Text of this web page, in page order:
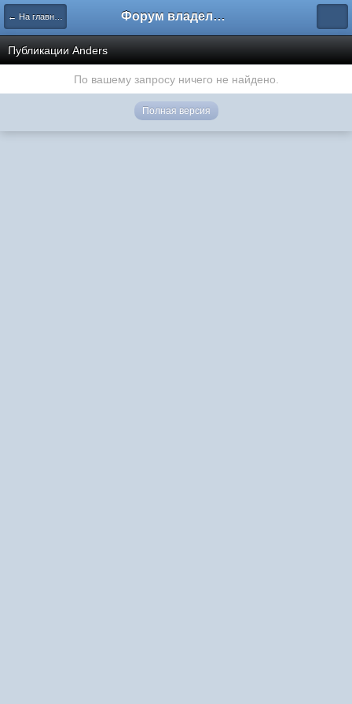
← На главную Форум владельцев интернет-магазинов
Публикации Anders
По вашему запросу ничего не найдено.
Полная версия